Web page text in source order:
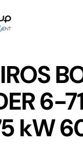
Noticias
Proyectos
6-
kW